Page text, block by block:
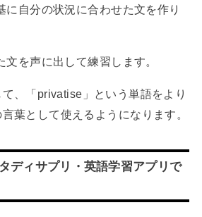
に自分の状況に合わせた文を作り
文を声に出して練習します。
、「privatise」という単語をより
葉として使えるようになります。
ディサプリ・英語学習アプリで